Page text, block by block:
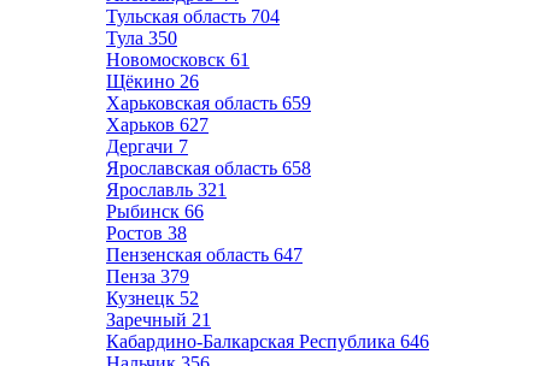
Тульская область 704
Тула 350
Новомосковск 61
Щёкино 26
Харьковская область 659
Харьков 627
Дергачи 7
Ярославская область 658
Ярославль 321
Рыбинск 66
Ростов 38
Пензенская область 647
Пенза 379
Кузнецк 52
Заречный 21
Кабардино-Балкарская Республика 646